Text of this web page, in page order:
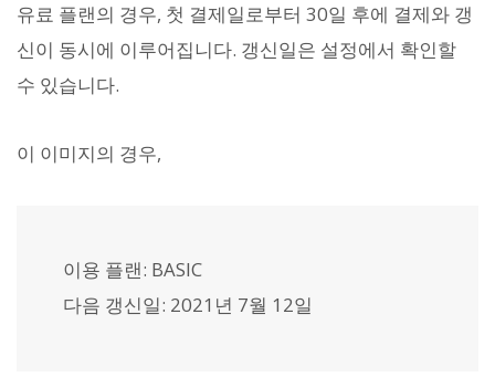
유료 플랜의 경우, 첫 결제일로부터 30일 후에 결제와 갱
신이 동시에 이루어집니다. 갱신일은 설정에서 확인할
수 있습니다.
이 이미지의 경우,
이용 플랜: BASIC
다음 갱신일: 2021년 7월 12일